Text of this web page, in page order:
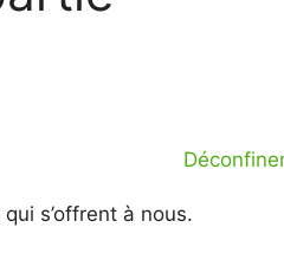
s’offrent à nous.